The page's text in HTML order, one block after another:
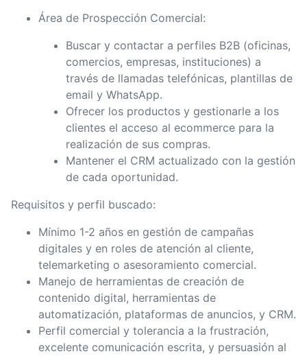
Área de Prospección Comercial:
Buscar y contactar a perfiles B2B (oficinas,
comercios, empresas, instituciones) a
través de llamadas telefónicas, plantillas de
email y WhatsApp.
Ofrecer los productos y gestionarle a los
clientes el acceso al ecommerce para la
realización de sus compras.
Mantener el CRM actualizado con la gestión
de cada oportunidad.
Requisitos y perfil buscado:
Mínimo 1-2 años en gestión de campañas
digitales y en roles de atención al cliente,
telemarketing o asesoramiento comercial.
Manejo de herramientas de creación de
contenido digital, herramientas de
automatización, plataformas de anuncios, y CRM.
Perfil comercial y tolerancia a la frustración,
excelente comunicación escrita, y persuasión al